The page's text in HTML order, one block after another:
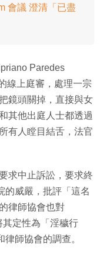
會議 澄清「已盡
Paredes
線上庭審，處理一宗
鏡頭關掉，直接與女
其他出庭人士都透過
有人瞠目結舌，法官
求中止訴訟，要求終
的威嚴，批評「這名
律師協會也對
定性為「淫穢行
師協會的調查。